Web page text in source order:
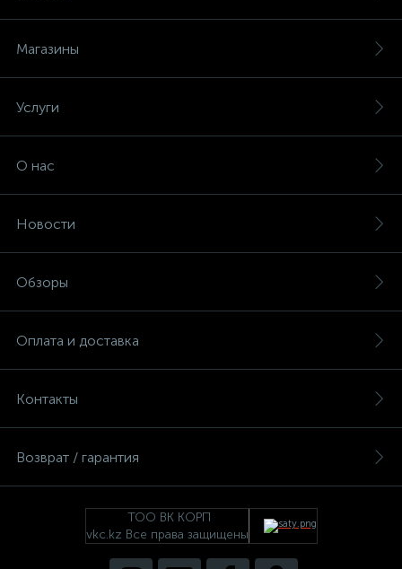
Магазины
Услуги
О нас
Новости
Обзоры
Оплата и доставка
Контакты
Возврат / гарантия
ТОО ВК КОРП
vkc.kz Все права защищены